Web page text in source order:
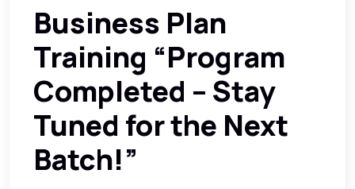
Business Plan
Training “Program
Completed – Stay
Tuned for the Next
Batch!”